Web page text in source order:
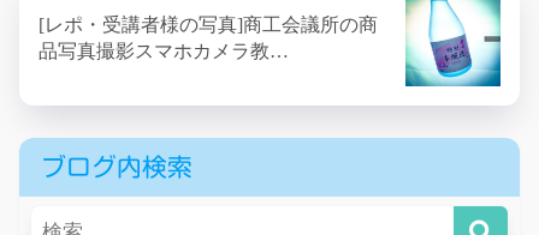
[レポ・受講者様の写真]商工会議所の商
品写真撮影スマホカメラ教…
ブログ内検索